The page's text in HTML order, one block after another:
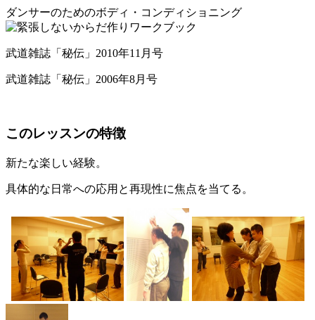
ダンサーのためのボディ・コンディショニング
武道雑誌「秘伝」2010年11月号
武道雑誌「秘伝」2006年8月号
このレッスンの特徴
新たな楽しい経験。
具体的な日常への応用と再現性に焦点を当てる。